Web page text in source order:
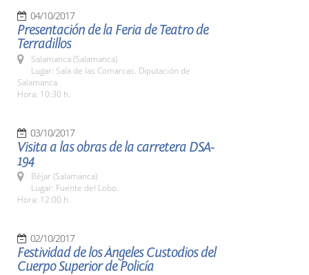
04/10/2017
Presentación de la Feria de Teatro de
Terradillos
Salamanca (Salamanca)
Lugar: Sala de las Comarcas. Diputación de
Salamanca
Hora: 10:30 h.
03/10/2017
Visita a las obras de la carretera DSA-
194
Béjar (Salamanca)
Lugar: Fuente del Lobo.
Hora: 12:00 h.
02/10/2017
Festividad de los Ángeles Custodios del
Cuerpo Superior de Policía